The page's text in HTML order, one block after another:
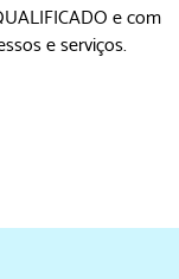
e com
e serviços.